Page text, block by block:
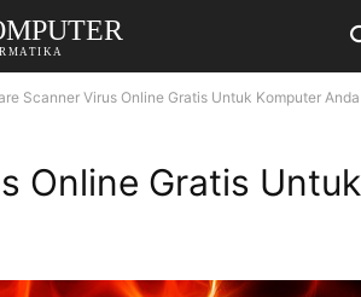
Scanner Virus Online Gratis Untuk Komputer Anda
Online Gratis Untuk